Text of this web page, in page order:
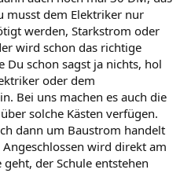
musst dem Elektriker nur
werden, Starkstrom oder
wird schon das richtige
Du schon sagst ja nichts, hol
oder dem
Bei uns machen es auch die
solche Kästen verfügen.
dann um Baustrom handelt
wird direkt am
der Schule entstehen